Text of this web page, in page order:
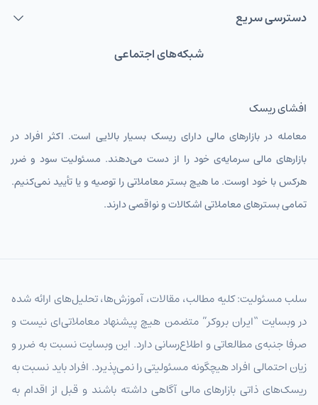
دسترسی سریع
شبکه‌های اجتماعی
افشای ریسک
معامله در بازارهای مالی دارای ریسک بسیار بالایی است. اکثر افراد در
بازارهای مالی سرمایه‌ی خود را از دست می‌دهند. مسئولیت سود و ضرر
هرکس با خود اوست. ما هیچ بستر معاملاتی را توصیه و یا تأیید نمی‌کنیم.
تمامی بسترهای معاملاتی اشکالات و نواقصی دارند.
سلب مسئولیت: کلیه مطالب، مقالات، آموزش‌ها، تحلیل‌های ارائه شده
در وبسایت “ایران بروکر” متضمن هیچ پیشنهاد معاملاتی‌ای نیست و
صرفا جنبه‌ی مطالعاتی و اطلاع‌رسانی دارد. این وبسایت نسبت به ضرر و
زیان احتمالی افراد هیچگونه مسئولیتی را نمی‌پذیرد. افراد باید نسبت به
ریسک‌های ذاتی بازارهای مالی آگاهی داشته باشند و قبل از اقدام به